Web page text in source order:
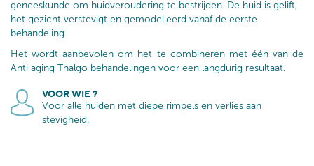
geneeskunde om huidveroudering te bestrijden. De huid is gelift,
het gezicht verstevigt en gemodelleerd vanaf de eerste
behandeling.
Het wordt aanbevolen om het te combineren met één van de
Anti aging Thalgo behandelingen voor een langdurig resultaat.
VOOR WIE ?
Voor alle huiden met diepe rimpels en verlies aan
stevigheid.